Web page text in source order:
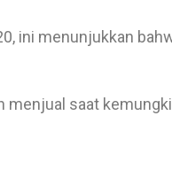
ini menunjukkan
menjual saat